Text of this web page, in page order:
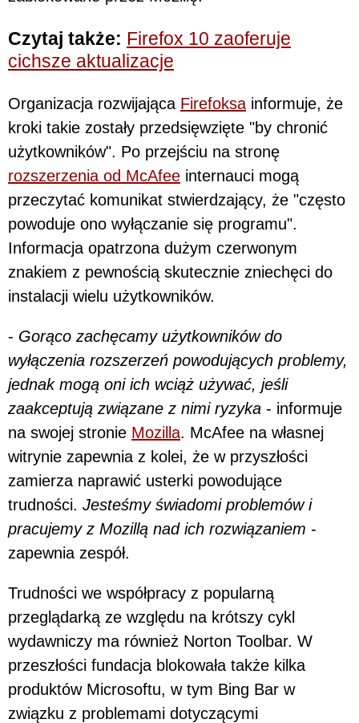
Czytaj także: Firefox 10 zaoferuje
cichsze aktualizacje
Organizacja rozwijająca Firefoksa informuje, że
kroki takie zostały przedsięwzięte "by chronić
użytkowników". Po przejściu na stronę
rozszerzenia od McAfee internauci mogą
przeczytać komunikat stwierdzający, że "często
powoduje ono wyłączanie się programu".
Informacja opatrzona dużym czerwonym
znakiem z pewnością skutecznie zniechęci do
instalacji wielu użytkowników.
- Gorąco zachęcamy użytkowników do
wyłączenia rozszerzeń powodujących problemy,
jednak mogą oni ich wciąż używać, jeśli
zaakceptują związane z nimi ryzyka - informuje
na swojej stronie Mozilla. McAfee na własnej
witrynie zapewnia z kolei, że w przyszłości
zamierza naprawić usterki powodujące
trudności. Jesteśmy świadomi problemów i
pracujemy z Mozillą nad ich rozwiązaniem -
zapewnia zespół.
Trudności we współpracy z popularną
przeglądarką ze względu na krótszy cykl
wydawniczy ma również Norton Toolbar. W
przeszłości fundacja blokowała także kilka
produktów Microsoftu, w tym Bing Bar w
związku z problemami dotyczącymi